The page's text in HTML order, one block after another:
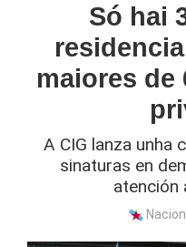
Só hai
maiores de
A CIG lanza unha
sinaturas en
atención